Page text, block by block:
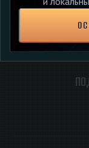
ссылке в шапке
Спасибо за то,